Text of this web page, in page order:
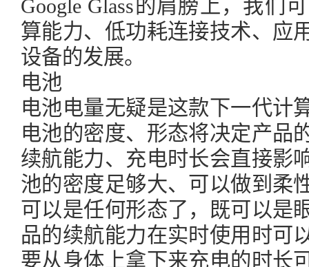
Google Glass的肩膀上，我们
算能力、低功耗连接技术、应
设备的发展。
电池
电池电量无疑是这款下一代计
电池的密度、形态将决定产品
续航能力、充电时长会直接影
池的密度足够大、可以做到柔
可以是任何形态了，既可以是
品的续航能力在实时使用时可
要从身体上拿下来充电的时长